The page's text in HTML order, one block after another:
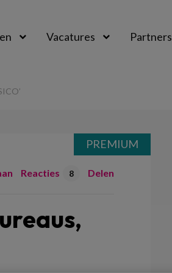
Vacatures Partners
Reacties 8 Delen
PREMIUM